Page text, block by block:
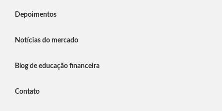
Depoimentos
Notícias do mercado
Blog de educação financeira
Contato